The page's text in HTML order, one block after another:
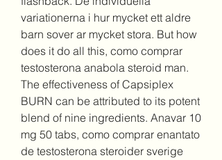
variationerna i hur mycket ett aldre
barn sover ar mycket stora. But how
does it do all this, como comprar
testosterona anabola steroid man.
The effectiveness of Capsiplex
BURN can be attributed to its potent
blend of nine ingredients. Anavar 10
mg 50 tabs, como comprar enantato
de testosterona steroider sverige